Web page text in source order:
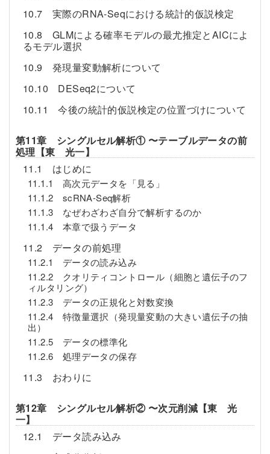
10.7 実際のRNA-Seqにおける統計的仮説検定
10.8 GLMによる確率モデルの最尤推定とAICによ
るモデル選択
10.9 発現量変動解析について
10.10 DESeq2について
10.11 今後の統計的仮説検定の位置づけについて
第11章 シングルセル解析① 〜テーブルデータの前
処理【東 光一】
11.1 はじめに
11.1.1 高次元データを「見る」
11.1.2 scRNA-Seq解析
11.1.3 なぜわざわざ自分で解析するのか
11.1.4 本章で扱うデータ
11.2 データの前処理
11.2.1 データの読み込み
11.2.2 クオリティコントロール（細胞と遺伝子のフ
ィルタリング）
11.2.3 データの正規化と対数変換
11.2.4 特徴量選択（発現量変動の大きい遺伝子の抽
出）
11.2.5 データの標準化
11.2.6 処理データの保存
11.3 おわりに
第12章 シングルセル解析② 〜次元削減【東 光
一】
12.1 データ読み込み